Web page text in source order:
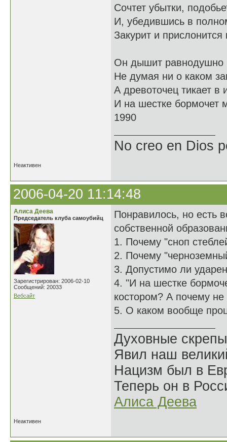
Сочтет убытки,
И, убедившись в
Закурит и прислонится
Он дышит равнодушно
Не думая ни о каком
А древоточец тикает в
И на шестке бормочет
1990
No creo en Dios
Неактивен
2006-04-20 11:14:48
Алиса Деева
Председатель клуба самоубийц
Зарегистрирован: 2006-02-10
Сообщений: 20033
Вебсайт
Понравилось, но есть
собственной
1. Почему "сноп
2. Почему
3. Допустимо ли
4. "И на шестке
костором? А почему
5. О каком вообще
Духовные
Явил наш
Нацизм был в
Теперь он в
Алиса Деева
Неактивен